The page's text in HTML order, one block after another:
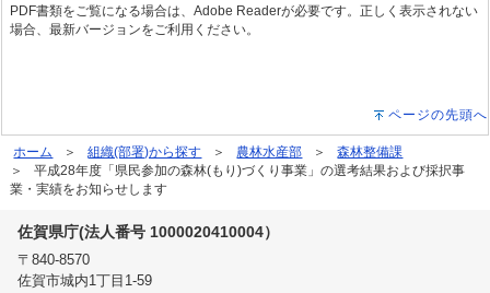
PDF書類をご覧になる場合は、Adobe Readerが必要です。正しく表示されない
場合、最新バージョンをご利用ください。
ページの先頭へ
ホーム 組織(部署)から探す 農林水産部
森林整備課
平成28年度「県民参加の森林(もり)づくり事業」の選考結果および採択事
業・実績をお知らせします
佐賀県庁(法人番号 1000020410004）
〒840-8570
佐賀市城内1丁目1-59